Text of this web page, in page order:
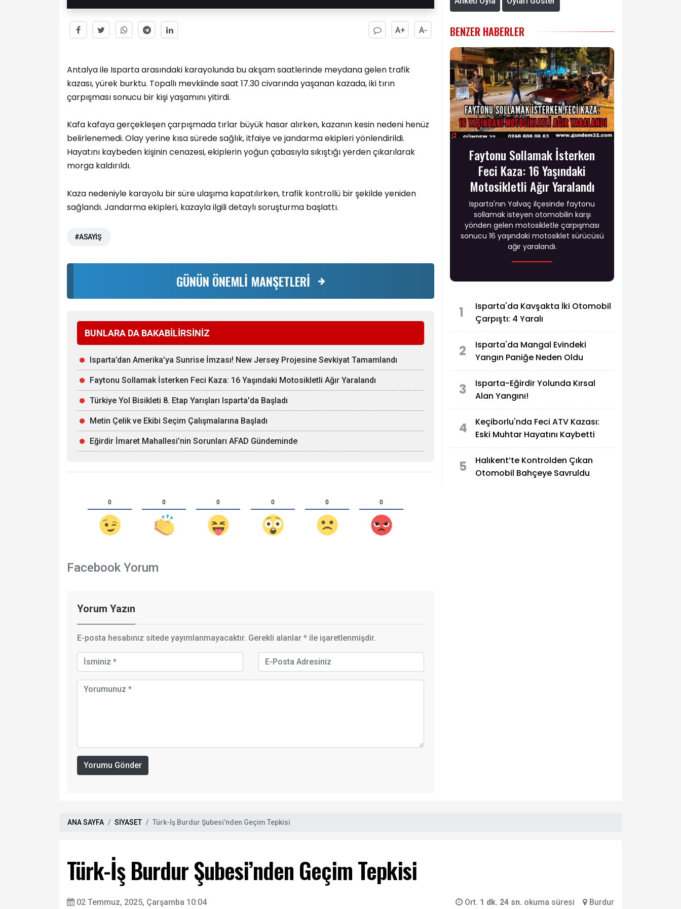
A+ A-
Antalya ile Isparta arasındaki karayolunda bu akşam saatlerinde meydana gelen trafik
kazası, yürek burktu. Topallı mevkiinde saat 17.30 civarında yaşanan kazada, iki tırın
çarpışması sonucu bir kişi yaşamını yitirdi.
Kafa kafaya gerçekleşen çarpışmada tırlar büyük hasar alırken, kazanın kesin nedeni henüz
belirlenemedi. Olay yerine kısa sürede sağlık, itfaiye ve jandarma ekipleri yönlendirildi.
Hayatını kaybeden kişinin cenazesi, ekiplerin yoğun çabasıyla sıkıştığı yerden çıkarılarak
morga kaldırıldı.
Kaza nedeniyle karayolu bir süre ulaşıma kapatılırken, trafik kontrollü bir şekilde yeniden
sağlandı. Jandarma ekipleri, kazayla ilgili detaylı soruşturma başlattı.
#ASAYİŞ
GÜNÜN ÖNEMLİ MANŞETLERİ
BUNLARA DA BAKABİLİRSİNİZ
Isparta’dan Amerika’ya Sunrise İmzası! New Jersey Projesine Sevkiyat Tamamlandı
Faytonu Sollamak İsterken Feci Kaza: 16 Yaşındaki Motosikletli Ağır Yaralandı
Türkiye Yol Bisikleti 8. Etap Yarışları Isparta'da Başladı
Metin Çelik ve Ekibi Seçim Çalışmalarına Başladı
Eğirdir İmaret Mahallesi’nin Sorunları AFAD Gündeminde
0 0 0 0 0 0
Facebook Yorum
Yorum Yazın
E-posta hesabınız sitede yayımlanmayacaktır. Gerekli alanlar * ile işaretlenmişdir.
Yorumu Gönder
BENZER HABERLER
Faytonu Sollamak İsterken
Feci Kaza: 16 Yaşındaki
Motosikletli Ağır Yaralandı
Isparta'nın Yalvaç ilçesinde faytonu
sollamak isteyen otomobilin karşı
yönden gelen motosikletle çarpışması
sonucu 16 yaşındaki motosiklet sürücüsü
ağır yaralandı.
1
Isparta'da Kavşakta İki Otomobil
Çarpıştı: 4 Yaralı
2
Isparta'da Mangal Evindeki
Yangın Paniğe Neden Oldu
3
Isparta-Eğirdir Yolunda Kırsal
Alan Yangını!
4
Keçiborlu'nda Feci ATV Kazası:
Eski Muhtar Hayatını Kaybetti
5
Halıkent’te Kontrolden Çıkan
Otomobil Bahçeye Savruldu
ANA SAYFA SİYASET Türk-İş Burdur Şubesi’nden Geçim Tepkisi
Türk-İş Burdur Şubesi’nden Geçim Tepkisi
02 Temmuz, 2025, Çarşamba 10:04 Ort. 1 dk. 24 sn. okuma süresi Burdur